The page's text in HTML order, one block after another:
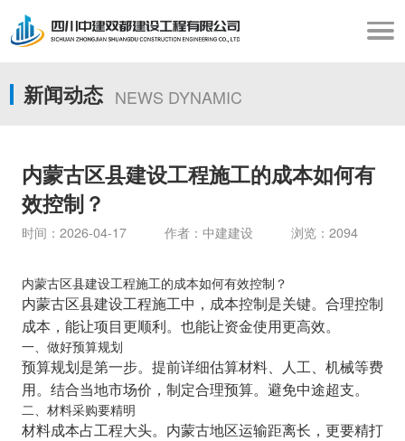
新闻动态 NEWS DYNAMIC
内蒙古区县建设工程施工的成本如何有
效控制？
时间：2026-04-17 作者：中建建设 浏览：2094
内蒙古区县建设工程施工的成本如何有效控制？
内蒙古区县建设工程施工中，成本控制是关键。合理控制
成本，能让项目更顺利。也能让资金使用更高效。
一、做好预算规划
预算规划是第一步。提前详细估算材料、人工、机械等费
用。结合当地市场价，制定合理预算。避免中途超支。
二、材料采购要精明
材料成本占工程大头。内蒙古地区运输距离长，更要精打